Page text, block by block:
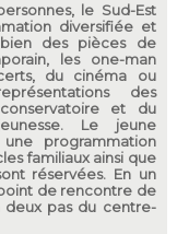
le Sud-Est
diversifiée et
des pièces de
les one-man
du cinéma ou
des
et du
Le jeune
programmation
familiaux ainsi que
réservées. En un
de rencontre de
deux pas du centre-